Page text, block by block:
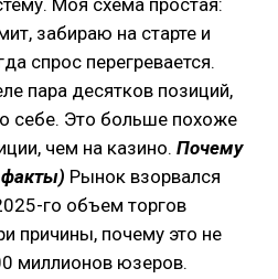
Моя схема простая:
забираю на старте и
спрос перегревается.
пара десятков позиций,
себе. Это больше похоже
чем на казино. Почему
факты) Рынок взорвался
го объем торгов
причины, почему это не
миллионов юзеров.